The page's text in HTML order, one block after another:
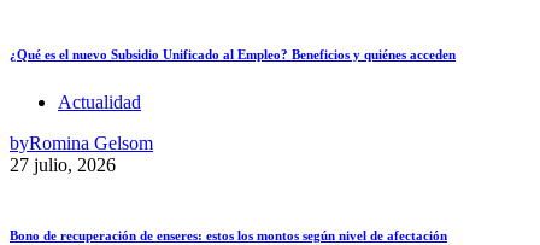
¿Qué es el nuevo Subsidio Unificado al Empleo? Beneficios y quiénes acceden
Actualidad
byRomina Gelsom
27 julio, 2026
Bono de recuperación de enseres: estos los montos según nivel de afectación